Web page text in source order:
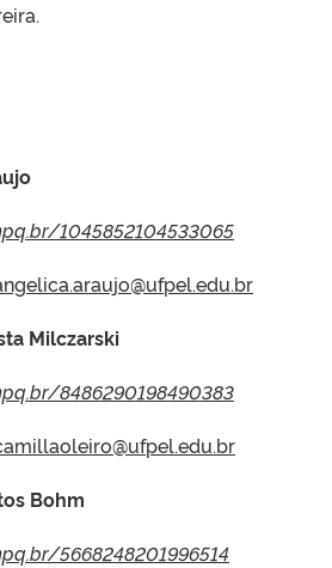
1045852104533065
Milczarski
8486290198490383
Bohm
5668248201996514